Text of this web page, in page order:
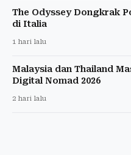
The Odyssey Dongkrak
di Italia
1 hari lalu
Malaysia dan Thailand
Digital Nomad 2026
2 hari lalu